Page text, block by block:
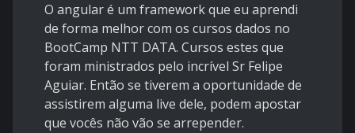
O angular é um framework que eu aprendi
de forma melhor com os cursos dados no
BootCamp NTT DATA. Cursos estes que
foram ministrados pelo incrível Sr Felipe
Aguiar. Então se tiverem a oportunidade de
assistirem alguma live dele, podem apostar
que vocês não vão se arrepender.